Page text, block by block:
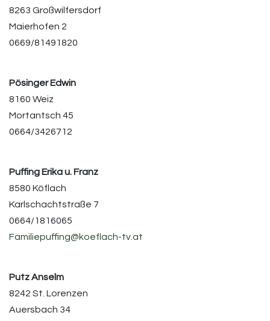
8263 Großwilfersdorf
Maierhofen 2
0669/81491820
Pösinger Edwin
8160 Weiz
Mortantsch 45
0664/3426712
Puffing Erika u. Franz
8580 Köflach
Karlschachtstraße 7
0664/1816065
Familiepuffing@koeflach-tv.at
Putz Anselm
8242 St. Lorenzen
Auersbach 34